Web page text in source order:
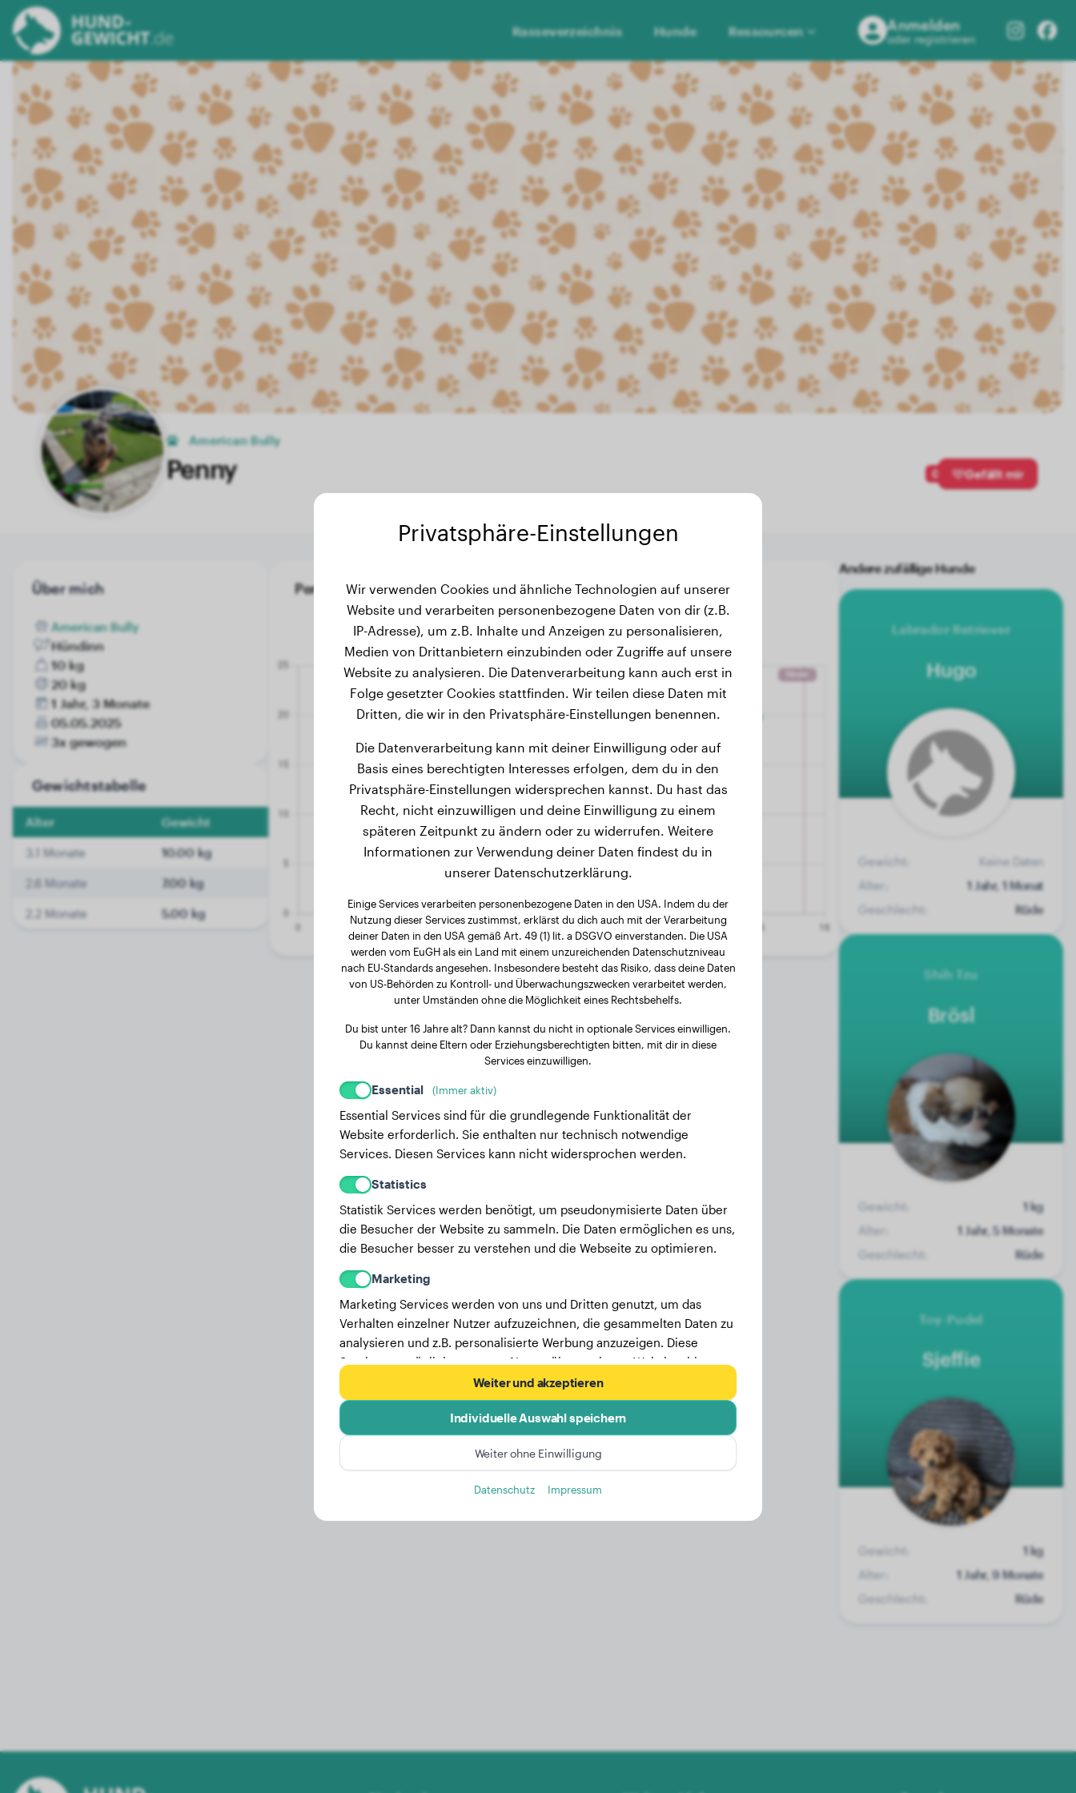
Rasseverzeichnis Hunde Ressourcen Anmelden
oder registrieren
American Bully
Penny 0 Gefällt mir
Über mich
American Bully
Hündinn
10 kg
20 kg
1 Jahr, 3 Monate
05.05.2025
3x gewogen
Gewichtstabelle
Alter Gewicht
3.1 Monate 10.00 kg
2.6 Monate 7.00 kg
2.2 Monate 5.00 kg
Penny's Gewichtsverlauf
Andere zufällige Hunde
Labrador Retriever
Hugo
Gewicht:
Keine Daten
Alter:
1 Jahr, 1 Monat
Geschlecht:
Rüde
Shih Tzu
Brösl
Gewicht:
1 kg
Alter:
1 Jahr, 5 Monate
Geschlecht:
Rüde
Toy-Pudel
Sjeffie
Gewicht:
1 kg
Alter:
1 Jahr, 9 Monate
Geschlecht:
Rüde
Privatsphäre-Einstellungen
Wir verwenden Cookies und ähnliche Technologien auf unserer
Website und verarbeiten personenbezogene Daten von dir (z.B.
IP-Adresse), um z.B. Inhalte und Anzeigen zu personalisieren,
Medien von Drittanbietern einzubinden oder Zugriffe auf unsere
Website zu analysieren. Die Datenverarbeitung kann auch erst in
Folge gesetzter Cookies stattfinden. Wir teilen diese Daten mit
Dritten, die wir in den Privatsphäre-Einstellungen benennen.
Die Datenverarbeitung kann mit deiner Einwilligung oder auf
Basis eines berechtigten Interesses erfolgen, dem du in den
Privatsphäre-Einstellungen widersprechen kannst. Du hast das
Recht, nicht einzuwilligen und deine Einwilligung zu einem
späteren Zeitpunkt zu ändern oder zu widerrufen. Weitere
Informationen zur Verwendung deiner Daten findest du in
unserer Datenschutzerklärung.
Einige Services verarbeiten personenbezogene Daten in den USA. Indem du der
Nutzung dieser Services zustimmst, erklärst du dich auch mit der Verarbeitung
deiner Daten in den USA gemäß Art. 49 (1) lit. a DSGVO einverstanden. Die USA
werden vom EuGH als ein Land mit einem unzureichenden Datenschutzniveau
nach EU-Standards angesehen. Insbesondere besteht das Risiko, dass deine Daten
von US-Behörden zu Kontroll- und Überwachungszwecken verarbeitet werden,
unter Umständen ohne die Möglichkeit eines Rechtsbehelfs.
Du bist unter 16 Jahre alt? Dann kannst du nicht in optionale Services einwilligen.
Du kannst deine Eltern oder Erziehungsberechtigten bitten, mit dir in diese
Services einzuwilligen.
Essential (Immer aktiv)
Essential Services sind für die grundlegende Funktionalität der
Website erforderlich. Sie enthalten nur technisch notwendige
Services. Diesen Services kann nicht widersprochen werden.
Statistics
Statistik Services werden benötigt, um pseudonymisierte Daten über
die Besucher der Website zu sammeln. Die Daten ermöglichen es uns,
die Besucher besser zu verstehen und die Webseite zu optimieren.
Marketing
Marketing Services werden von uns und Dritten genutzt, um das
Verhalten einzelner Nutzer aufzuzeichnen, die gesammelten Daten zu
analysieren und z.B. personalisierte Werbung anzuzeigen. Diese
Services ermöglichen es uns, Nutzer über mehrere Websites hinweg
Hier findest du eine Liste unserer Werbepartner.
Mehr Informationen in unserer Datenschutzerklärung
Weiter und akzeptieren
Individuelle Auswahl speichern
Weiter ohne Einwilligung
Datenschutz Impressum